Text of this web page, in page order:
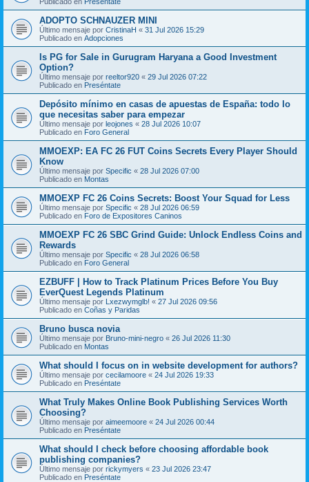
ADOPTO SCHNAUZER MINI
Último mensaje por CristinaH « 31 Jul 2026 15:29
Publicado en Adopciones
Is PG for Sale in Gurugram Haryana a Good Investment
Option?
Último mensaje por reeltor920 « 29 Jul 2026 07:22
Publicado en Preséntate
Depósito mínimo en casas de apuestas de España: todo lo
que necesitas saber para empezar
Último mensaje por leojones « 28 Jul 2026 10:07
Publicado en Foro General
MMOEXP: EA FC 26 FUT Coins Secrets Every Player Should
Know
Último mensaje por Specific « 28 Jul 2026 07:00
Publicado en Montas
MMOEXP FC 26 Coins Secrets: Boost Your Squad for Less
Último mensaje por Specific « 28 Jul 2026 06:59
Publicado en Foro de Expositores Caninos
MMOEXP FC 26 SBC Grind Guide: Unlock Endless Coins and
Rewards
Último mensaje por Specific « 28 Jul 2026 06:58
Publicado en Foro General
EZBUFF | How to Track Platinum Prices Before You Buy
EverQuest Legends Platinum
Último mensaje por Lxezwymglb! « 27 Jul 2026 09:56
Publicado en Coñas y Paridas
Bruno busca novia
Último mensaje por Bruno-mini-negro « 26 Jul 2026 11:30
Publicado en Montas
What should I focus on in website development for authors?
Último mensaje por cecilamoore « 24 Jul 2026 19:33
Publicado en Preséntate
What Truly Makes Online Book Publishing Services Worth
Choosing?
Último mensaje por aimeemoore « 24 Jul 2026 00:44
Publicado en Preséntate
What should I check before choosing affordable book
publishing companies?
Último mensaje por rickymyers « 23 Jul 2026 23:47
Publicado en Preséntate